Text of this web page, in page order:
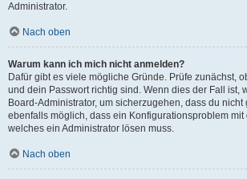
Administrator.
Nach oben
Warum kann ich mich nicht anmelden?
Dafür gibt es viele mögliche Gründe. Prüfe zunächst,
und dein Passwort richtig sind. Wenn dies der Fall ist,
Board-Administrator, um sicherzugehen, dass du nicht
ebenfalls möglich, dass ein Konfigurationsproblem mit
welches ein Administrator lösen muss.
Nach oben